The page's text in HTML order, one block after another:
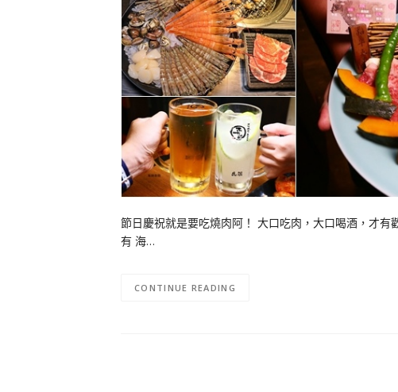
節日慶祝就是要吃燒肉阿！ 大口吃肉，大口喝酒，才
有 海…
CONTINUE READING